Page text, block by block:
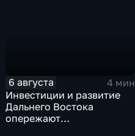
6 августа
4 мин
Инвестиции и развитие
Дальнего Востока
опережают